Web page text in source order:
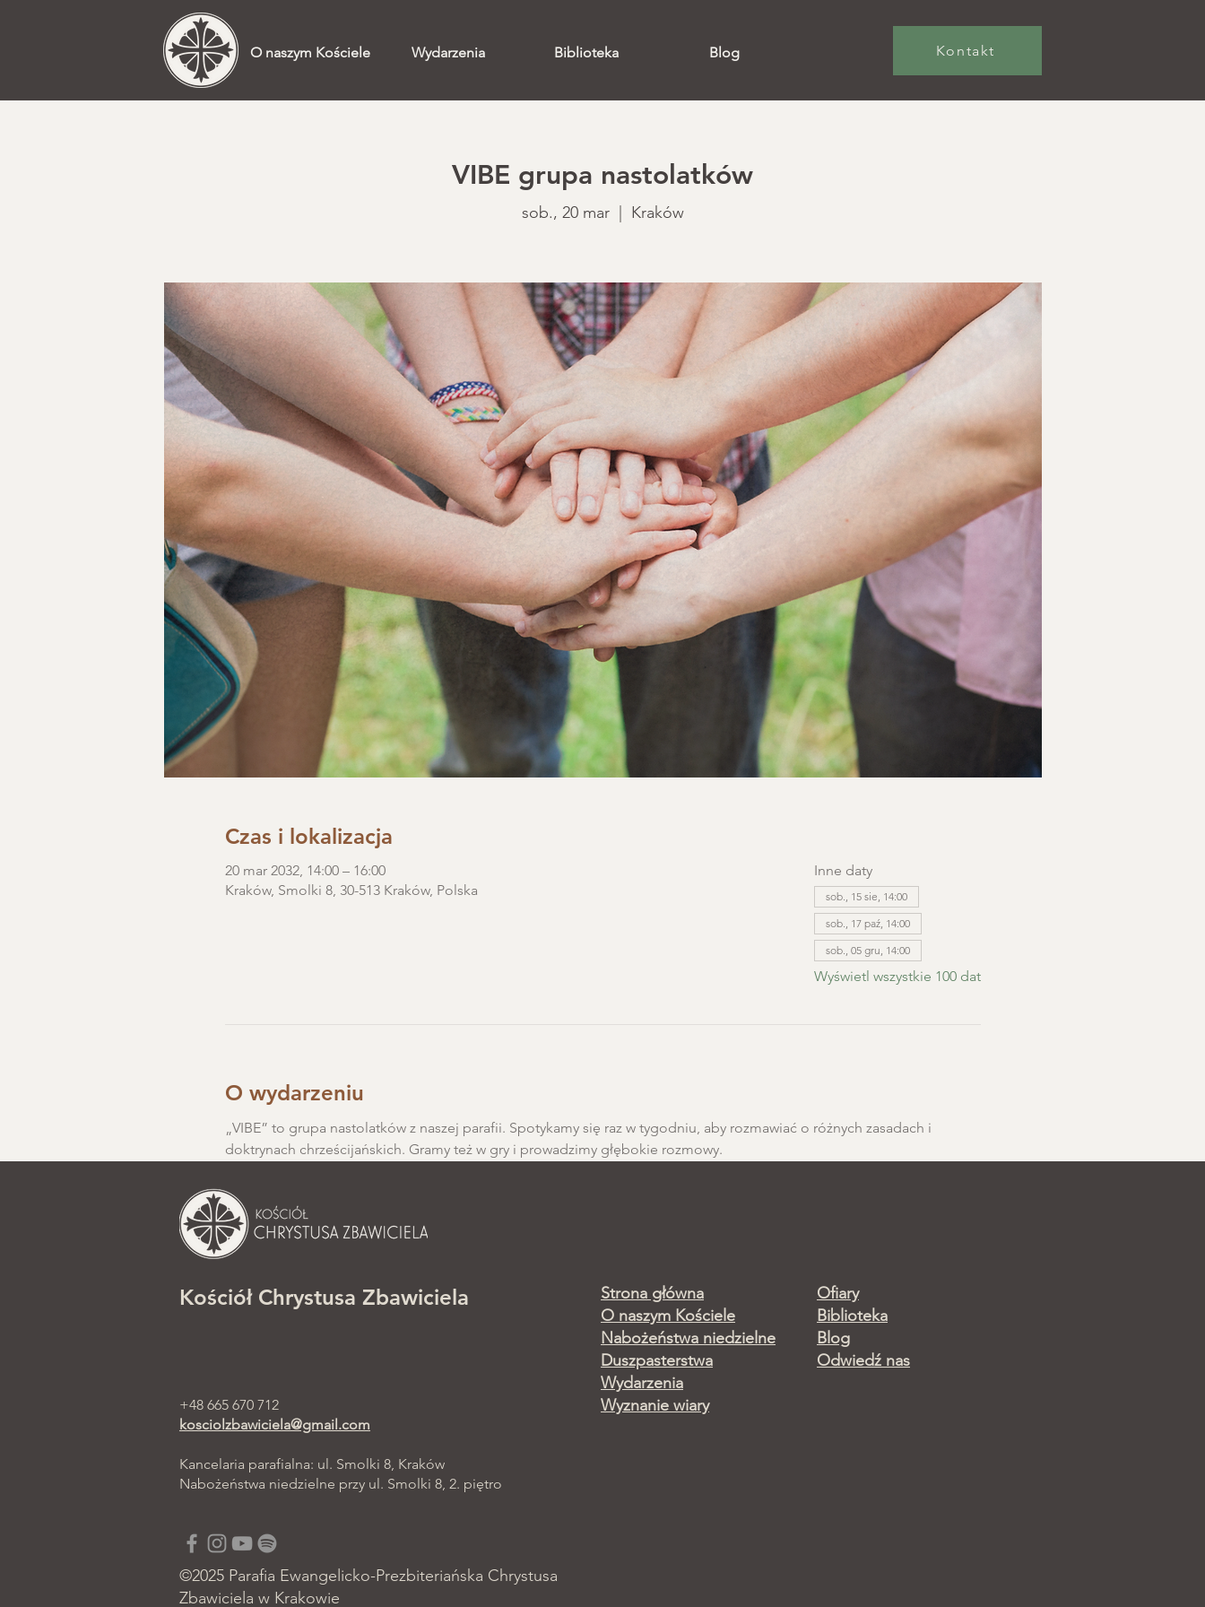
O naszym Kościele Wydarzenia Biblioteka Blog Kontakt
VIBE grupa nastolatków
sob., 20 mar
  |
Kraków
Czas i lokalizacja
20 mar 2032, 14:00 – 16:00
Kraków, Smolki 8, 30-513 Kraków, Polska
Inne daty
sob., 15 sie, 14:00
sob., 17 paź, 14:00
sob., 05 gru, 14:00
Wyświetl wszystkie 100 dat
O wydarzeniu
„VIBE” to grupa nastolatków z naszej parafii. Spotykamy się raz w tygodniu, aby rozmawiać o różnych zasadach i
doktrynach chrześcijańskich. Gramy też w gry i prowadzimy głębokie rozmowy.
Kościół Chrystusa Zbawiciela
+48 665 670 712
kosciolzbawiciela@gmail.com
Kancelaria parafialna: ul. Smolki 8, Kraków
Nabożeństwa niedzielne przy ul. Smolki 8, 2. piętro
Strona główna
O naszym Kościele
Nabożeństwa niedzielne
Duszpasterstwa
Wydarzenia
Wyznanie wiary
Ofiary
Biblioteka
Blog
Odwiedź nas
©2025 Parafia Ewangelicko-Prezbiteriańska Chrystusa
Zbawiciela w Krakowie